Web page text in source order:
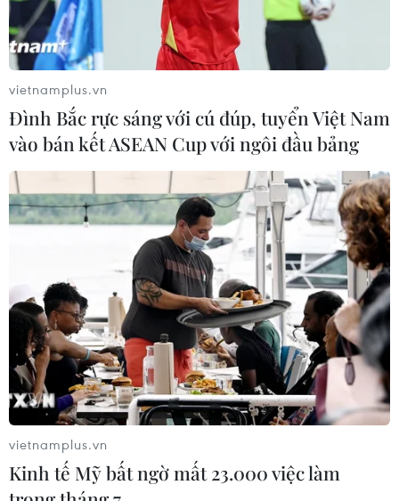
vietnamplus.vn
Đình Bắc rực sáng với cú đúp, tuyển Việt Nam
vào bán kết ASEAN Cup với ngôi đầu bảng
vietnamplus.vn
Kinh tế Mỹ bất ngờ mất 23.000 việc làm